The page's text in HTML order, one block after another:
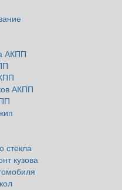
АКПП
АКПП
стекла
кузова